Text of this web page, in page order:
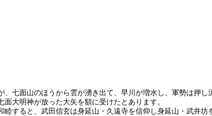
七面山のほうから雲が湧き出て、早川が増水し、軍勢は押し
大明神が放った大矢を額に受けたとあります。
睦すると、武田信玄は身延山・久遠寺を信仰し身延山・武井坊